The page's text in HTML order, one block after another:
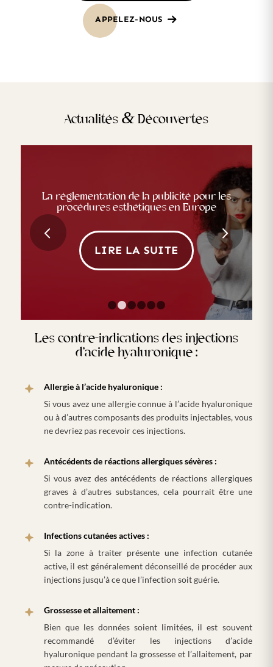
APPELEZ-NOUS
Actualités & Découvertes
La réglementation de la publicité pour les
procédures esthétiques en Europe
LIRE LA SUITE
Les collaborations entre médecine
esthétique et bien-être en Europe
LIRE LA SUITE
Suivant
4 5 6
Les contre-indications des injections
d’acide hyaluronique :
Allergie à l’acide hyaluronique :
Si vous avez une allergie connue à l’acide hyaluronique
ou à d’autres composants des produits injectables, vous
ne devriez pas recevoir ces injections.
Antécédents de réactions allergiques sévères :
Si vous avez des antécédents de réactions allergiques
graves à d’autres substances, cela pourrait être une
contre-indication.
Infections cutanées actives :
Si la zone à traiter présente une infection cutanée
active, il est généralement déconseillé de procéder aux
injections jusqu’à ce que l’infection soit guérie.
Grossesse et allaitement :
Bien que les données soient limitées, il est souvent
recommandé d’éviter les injections d’acide
hyaluronique pendant la grossesse et l’allaitement, par